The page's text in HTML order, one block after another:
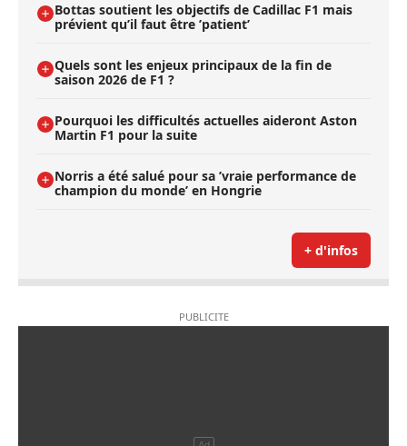
Bottas soutient les objectifs de Cadillac F1 mais
prévient qu’il faut être ’patient’
Quels sont les enjeux principaux de la fin de
saison 2026 de F1 ?
Pourquoi les difficultés actuelles aideront Aston
Martin F1 pour la suite
Norris a été salué pour sa ’vraie performance de
champion du monde’ en Hongrie
+ d'infos